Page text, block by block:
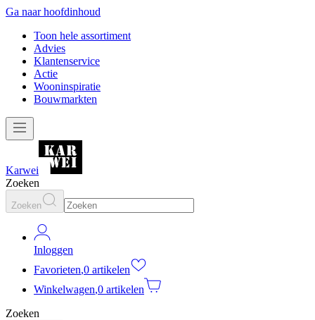
Ga naar hoofdinhoud
Toon hele assortiment
Advies
Klantenservice
Actie
Wooninspiratie
Bouwmarkten
Karwei
Zoeken
Zoeken
Inloggen
Favorieten,0 artikelen
Winkelwagen,0 artikelen
Zoeken